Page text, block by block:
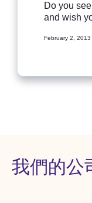
Do you
and wish
new
February 2, 2013
我們的公